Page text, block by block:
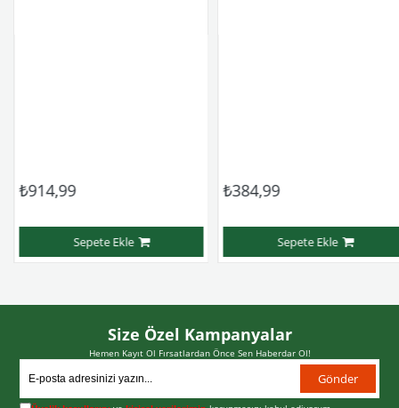
₺914,99
Sepete Ekle
₺384,99
Sepete Ekle
Size Özel Kampanyalar
Hemen Kayıt Ol Fırsatlardan Önce Sen Haberdar Ol!
Gönder